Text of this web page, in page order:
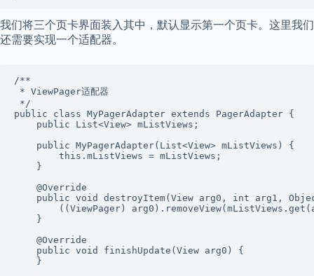
我们将三个页卡界面装入其中，默认显示第一个页卡。这里我们
还需要实现一个适配器。
/**
* ViewPager适配器
*/
public class MyPagerAdapter extends PagerAdapter {
    public List<View> mListViews;
    public MyPagerAdapter(List<View> mListViews) {
        this.mListViews = mListViews;
    }
    @Override
public void destroyItem(View arg0, int arg1,
((ViewPager)
    }
    @Override
    public void finishUpdate(View arg0) {
    }